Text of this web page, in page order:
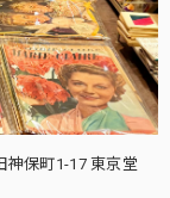
神保町1-17 東京堂